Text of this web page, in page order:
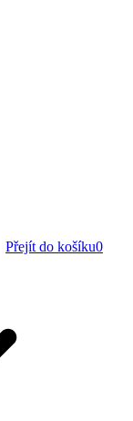
Přejít do košíku0